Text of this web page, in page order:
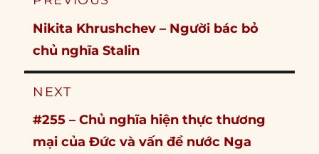
Previous
post:
Nikita Khrushchev – Người bác bỏ
chủ nghĩa Stalin
NEXT
Next
post:
#255 – Chủ nghĩa hiện thực thương
mại của Đức và vấn đề nước Nga